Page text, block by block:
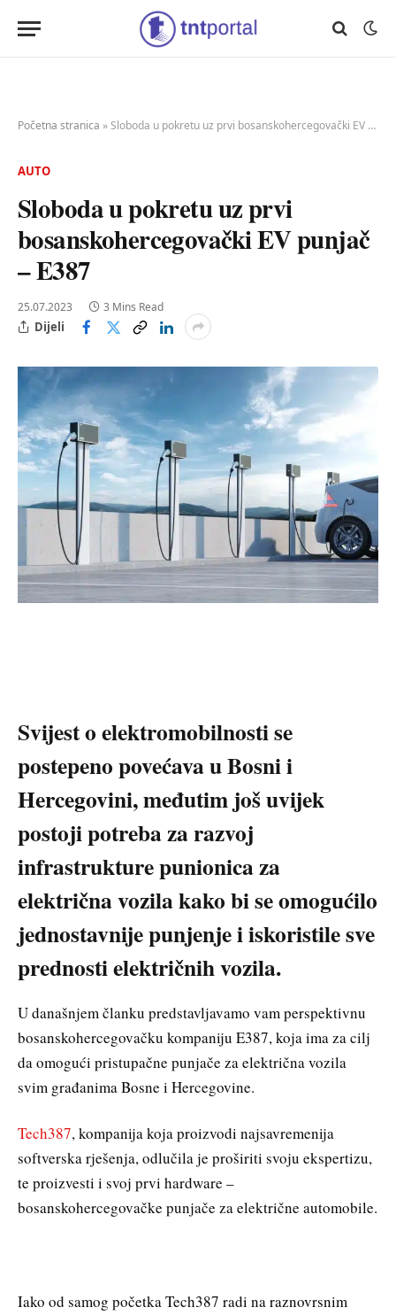
Početna stranica »Sloboda u pokretu uz prvi bosanskohercegovački EV punjač – E387
AUTO
Sloboda u pokretu uz prvi
bosanskohercegovački EV punjač
– E387
25.07.2023 3 Mins Read
Dijeli
Svijest o elektromobilnosti se
postepeno povećava u Bosni i
Hercegovini, međutim još uvijek
postoji potreba za razvoj
infrastrukture punionica za
električna vozila kako bi se omogućilo
jednostavnije punjenje i iskoristile sve
prednosti električnih vozila.
U današnjem članku predstavljavamo vam perspektivnu
bosanskohercegovačku kompaniju E387, koja ima za cilj
da omogući pristupačne punjače za električna vozila
svim građanima Bosne i Hercegovine.
Tech387, kompanija koja proizvodi najsavremenija
softverska rješenja, odlučila je proširiti svoju ekspertizu,
te proizvesti i svoj prvi hardware –
bosanskohercegovačke punjače za električne automobile.
Iako od samog početka Tech387 radi na raznovrsnim